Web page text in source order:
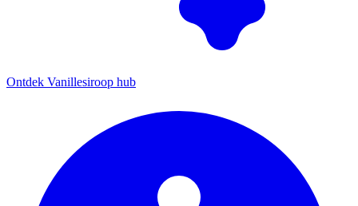
Ontdek Vanillesiroop hub